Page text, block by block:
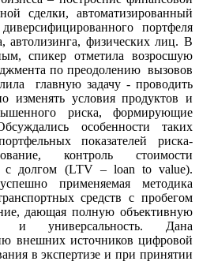
сделки, автоматизированный
портфеля
автолизинга, физических лиц. В
спикер отметила возросшую
по преодолению вызовов
главную задачу - проводить
изменять условия продуктов и
риска, формирующие
особенности таких
показателей риска-
контроль стоимости
с долгом (LTV – loan to value).
применяемая методика
средств с пробегом
дающая полную объективную
и универсальность. Дана
внешних источников цифровой
в экспертизе и при принятии